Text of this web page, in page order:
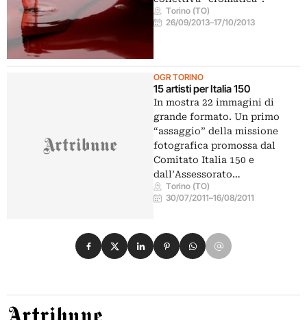
Torino (TO)
26/09/2013–17/10/2013
OGR TORINO
15 artisti per Italia 150
In mostra 22 immagini di
grande formato. Un primo
“assaggio” della missione
fotografica promossa dal
Comitato Italia 150 e
dall’Assessorato…
Torino (TO)
30/07/2011–16/08/2011
Condividi su Facebook
Condividi su X
Condividi su LinkedIn
Condividi su Pinterest
Condividi su WhatsApp
Condividi su Email
Artribune